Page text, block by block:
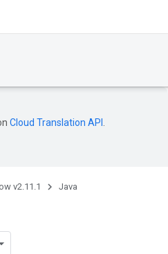
Cloud Translation API
v2.11.1 Java